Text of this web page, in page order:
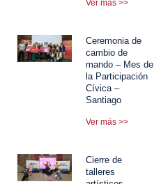
Ver más >>
Ceremonia de
cambio de
mando – Mes de
la Participación
Cívica –
Santiago
Ver más >>
Cierre de
talleres